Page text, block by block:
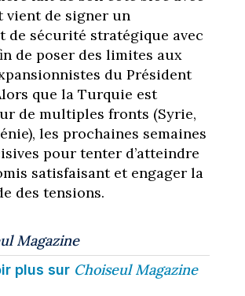
vient de signer un
de sécurité stratégique avec
de poser des limites aux
du Président
que la Turquie est
de multiples fronts (Syrie,
les prochaines semaines
pour tenter d’atteindre
satisfaisant et engager la
des tensions.
Magazine
plus sur Choiseul Magazine